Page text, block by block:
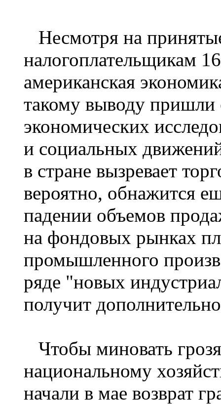
Несмотря на
налогоплательщикам
американская
такому выводу пришли
экономических
и социальных
в стране вызревает
вероятно, обнажится
падении объемов
на фондовых рынках
промышленного
ряде "новых
получит
Чтобы миновать
национальному
начали в мае возврат